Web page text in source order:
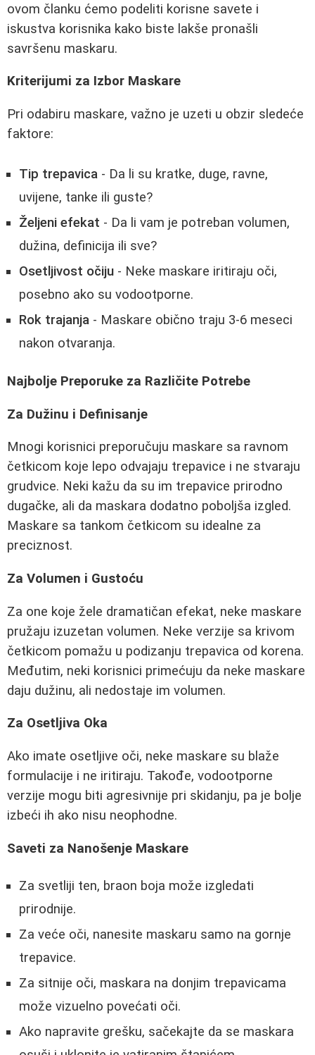
ovom članku ćemo podeliti korisne savete i
iskustva korisnika kako biste lakše pronašli
savršenu maskaru.
Kriterijumi za Izbor Maskare
Pri odabiru maskare, važno je uzeti u obzir sledeće
faktore:
Tip trepavica - Da li su kratke, duge, ravne,
uvijene, tanke ili guste?
Željeni efekat - Da li vam je potreban volumen,
dužina, definicija ili sve?
Osetljivost očiju - Neke maskare iritiraju oči,
posebno ako su vodootporne.
Rok trajanja - Maskare obično traju 3-6 meseci
nakon otvaranja.
Najbolje Preporuke za Različite Potrebe
Za Dužinu i Definisanje
Mnogi korisnici preporučuju maskare sa ravnom
četkicom koje lepo odvajaju trepavice i ne stvaraju
grudvice. Neki kažu da su im trepavice prirodno
dugačke, ali da maskara dodatno poboljša izgled.
Maskare sa tankom četkicom su idealne za
preciznost.
Za Volumen i Gustoću
Za one koje žele dramatičan efekat, neke maskare
pružaju izuzetan volumen. Neke verzije sa krivom
četkicom pomažu u podizanju trepavica od korena.
Međutim, neki korisnici primećuju da neke maskare
daju dužinu, ali nedostaje im volumen.
Za Osetljiva Oka
Ako imate osetljive oči, neke maskare su blaže
formulacije i ne iritiraju. Takođe, vodootporne
verzije mogu biti agresivnije pri skidanju, pa je bolje
izbeći ih ako nisu neophodne.
Saveti za Nanošenje Maskare
Za svetliji ten, braon boja može izgledati
prirodnije.
Za veće oči, nanesite maskaru samo na gornje
trepavice.
Za sitnije oči, maskara na donjim trepavicama
može vizuelno povećati oči.
Ako napravite grešku, sačekajte da se maskara